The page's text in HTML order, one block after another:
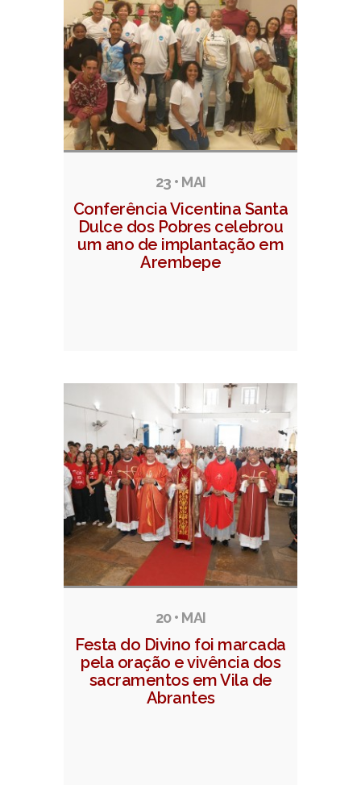
23 • MAI
Conferência Vicentina Santa
Dulce dos Pobres celebrou
um ano de implantação em
Arembepe
20 • MAI
Festa do Divino foi marcada
pela oração e vivência dos
sacramentos em Vila de
Abrantes